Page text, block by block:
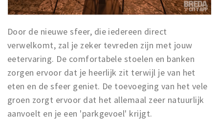
Door de nieuwe sfeer, die iedereen direct
verwelkomt, zal je zeker tevreden zijn met jouw
eetervaring. De comfortabele stoelen en banken
zorgen ervoor dat je heerlijk zit terwijl je van het
eten en de sfeer geniet. De toevoeging van het vele
groen zorgt ervoor dat het allemaal zeer natuurlijk
aanvoelt en je een 'parkgevoel' krijgt.